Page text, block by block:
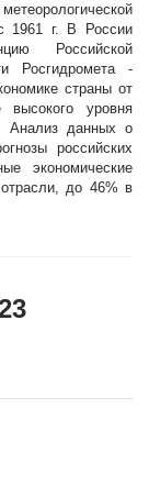
1961 г. В России
Российской
Росгидромета -
страны от
высокого уровня
Анализ данных о
российских
экономические
до 46% в